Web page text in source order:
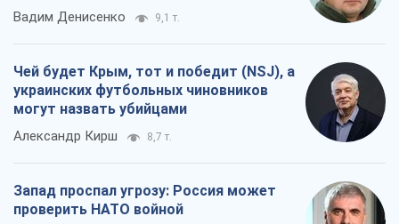
Вадим Денисенко 9,1 т.
Чей будет Крым, тот и победит (NSJ), а
украинских футбольных чиновников
могут назвать убийцами
Александр Кирш 8,7 т.
Запад проспал угрозу: Россия может
проверить НАТО войной